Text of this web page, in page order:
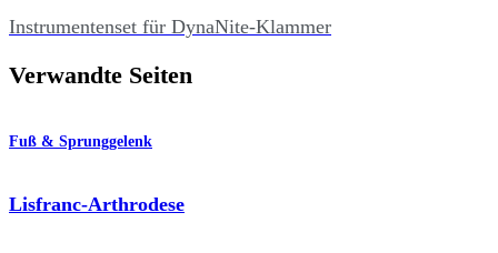
Instrumentenset für DynaNite-Klammer
Verwandte Seiten
Fuß & Sprunggelenk
Lisfranc-Arthrodese